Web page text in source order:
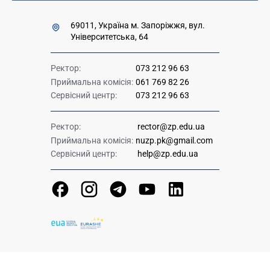
69011, Україна м. Запоріжжя, вул.
Університетська, 64
Ректор:
073 212 96 63
Приймальна комісія: 061 769 82 26
Сервісний центр:
073 212 96 63
Ректор:
rector@zp.edu.ua
Приймальна комісія: nuzp.pk@gmail.com
Сервісний центр:
help@zp.edu.ua